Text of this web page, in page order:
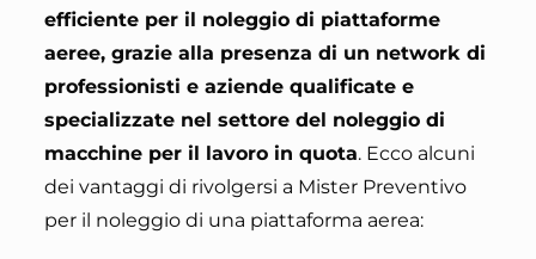
efficiente per il noleggio di piattaforme
aeree, grazie alla presenza di un network di
professionisti e aziende qualificate e
specializzate nel settore del noleggio di
macchine per il lavoro in quota. Ecco alcuni
dei vantaggi di rivolgersi a Mister Preventivo
per il noleggio di una piattaforma aerea: